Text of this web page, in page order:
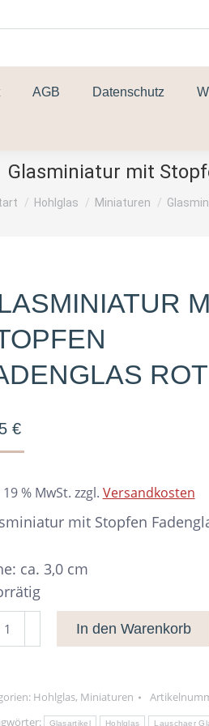
AGB Datenschutz
Glasminiatur mit
befinden sich hier:
Hohlglas Miniaturen
ROT
€
% MwSt. zzgl. Versandkosten
mit Stopfen
ca. 3,0 cm
In den Warenkorb
Hohlglas, Miniaturen
Glasartikel Hohlglas Lauschaer